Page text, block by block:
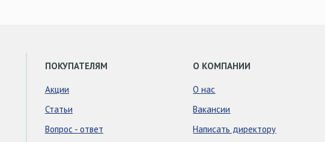
ПОКУПАТЕЛЯМ
Акции
Статьи
Вопрос - ответ
О КОМПАНИИ
О нас
Вакансии
Написать директору